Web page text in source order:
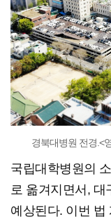
경북대병원 전경.<
국립대학병원의
로 옮겨지면서, 대
예상된다. 이번 법